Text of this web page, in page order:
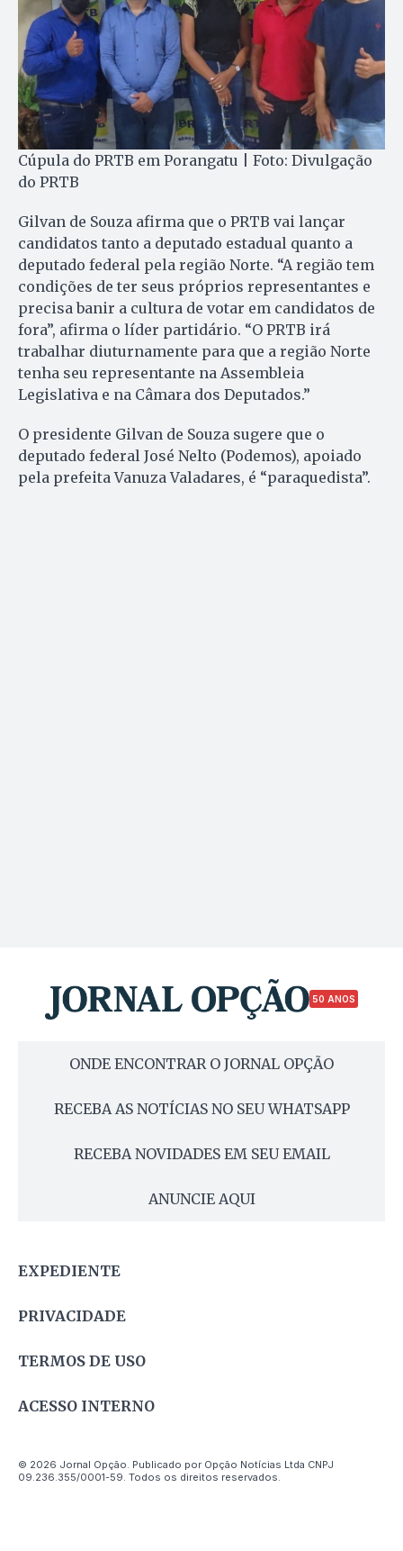
Cúpula do PRTB em Porangatu | Foto: Divulgação
do PRTB
Gilvan de Souza afirma que o PRTB vai lançar
candidatos tanto a deputado estadual quanto a
deputado federal pela região Norte. “A região tem
condições de ter seus próprios representantes e
precisa banir a cultura de votar em candidatos de
fora”, afirma o líder partidário. “O PRTB irá
trabalhar diuturnamente para que a região Norte
tenha seu representante na Assembleia
Legislativa e na Câmara dos Deputados.”
O presidente Gilvan de Souza sugere que o
deputado federal José Nelto (Podemos), apoiado
pela prefeita Vanuza Valadares, é “paraquedista”.
50 ANOS
ONDE ENCONTRAR O JORNAL OPÇÃO
RECEBA AS NOTÍCIAS NO SEU WHATSAPP
RECEBA NOVIDADES EM SEU EMAIL
ANUNCIE AQUI
EXPEDIENTE
PRIVACIDADE
TERMOS DE USO
ACESSO INTERNO
© 2026 Jornal Opção. Publicado por Opção Notícias Ltda CNPJ
09.236.355/0001-59. Todos os direitos reservados.